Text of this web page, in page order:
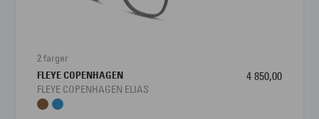
2 farger
FLEYE COPENHAGEN
FLEYE COPENHAGEN ELIAS
4 850,00